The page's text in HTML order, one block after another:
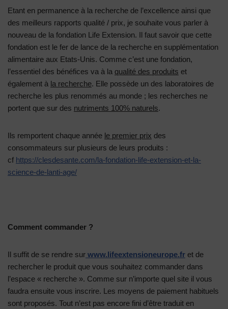
Etant en permanence à la recherche de l’excellence ainsi que
des meilleurs rapports qualité / prix, je souhaite vous parler à
nouveau de la fondation Life Extension. Il faut savoir que cette
fondation est le fer de lance de la recherche en supplémentation
alimentaire aux Etats-Unis. Comme c’est une fondation,
l’essentiel des bénéfices va à la qualité des produits et
également à la recherche. Elle possède un des laboratoires de
recherche les plus renommés au monde ; les recherches ne
portent que sur des nutriments 100% naturels.
Ils remportent chaque année le premier prix des
consommateurs sur plusieurs de leurs produits :
cf https://clesdesante.com/la-fondation-life-extension-et-la-
science-de-lanti-age/
Comment commander ?
Il suffit de se rendre sur www.lifeextensioneurope.fr et de
rechercher le produit que vous souhaitez commander dans
l’espace « recherche ». Comme sur n’importe quel site il vous
faudra ensuite vous inscrire. Les moyens de paiement habituels
sont proposés. Tout n’est pas encore fini d’être traduit en